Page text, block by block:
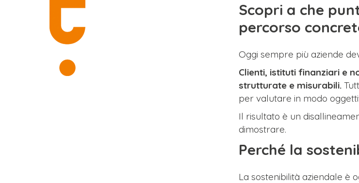
Scopri a che
percorso
Oggi sempre più aziende
Clienti, istituti finanziari e
strutturate e misurabili.
per valutare in modo
Il risultato è un
dimostrare.
Perché la
La sostenibilità aziendale è